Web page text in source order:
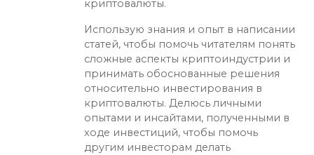
криптовалюты.
Использую знания и опыт в написании
статей, чтобы помочь читателям понять
сложные аспекты криптоиндустрии и
принимать обоснованные решения
относительно инвестирования в
криптовалюты. Делюсь личными
опытами и инсайтами, полученными в
ходе инвестиций, чтобы помочь
другим инвесторам делать